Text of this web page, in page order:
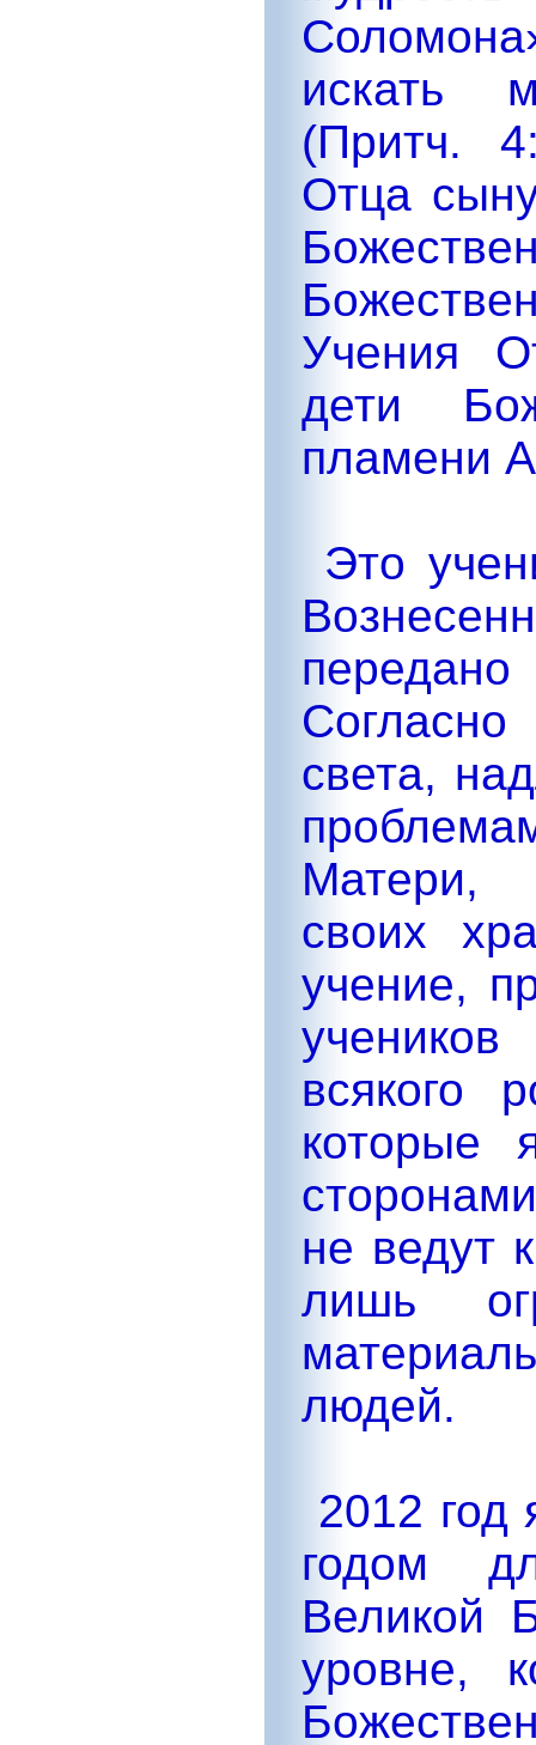
искать
(Притч.
Отца
Учения
дети
пламени
Это
света,
Матери,
своих
учение,
всякого
которые
не ведут
лишь
людей.
2012 год
годом
Великой
уровне,